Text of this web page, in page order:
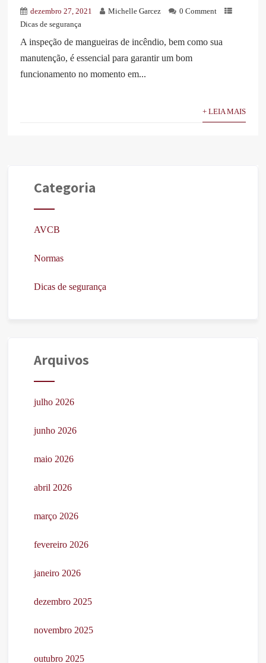
dezembro 27, 2021 Michelle Garcez
0 Comment
Dicas de segurança
A inspeção de mangueiras de incêndio, bem como sua
manutenção, é essencial para garantir um bom
funcionamento no momento em...
+ LEIA MAIS
Categoria
AVCB
Normas
Dicas de segurança
Arquivos
julho 2026
junho 2026
maio 2026
abril 2026
março 2026
fevereiro 2026
janeiro 2026
dezembro 2025
novembro 2025
outubro 2025